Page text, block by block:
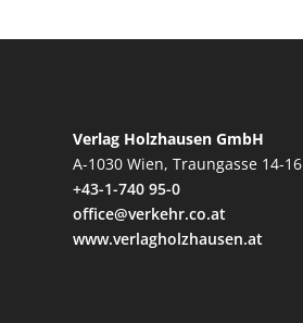
Verlag Holzhausen GmbH
A-1030 Wien, Traungasse 14-16
+43-1-740 95-0
office@verkehr.co.at
www.verlagholzhausen.at